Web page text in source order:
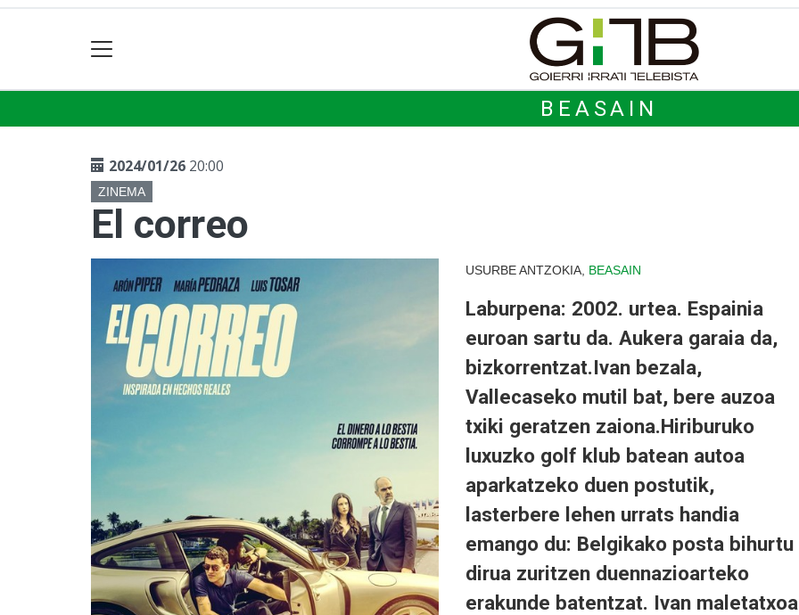
BEASAIN
2024/01/26 20:00
ZINEMA
El correo
USURBE ANTZOKIA, BEASAIN
Laburpena: 2002. urtea. Espainia
euroan sartu da. Aukera garaia da,
bizkorrentzat.Ivan bezala,
Vallecaseko mutil bat, bere auzoa
txiki geratzen zaiona.Hiriburuko
luxuzko golf klub batean autoa
aparkatzeko duen postutik,
lasterbere lehen urrats handia
emango du: Belgikako posta bihurtu
dirua zuritzen duennazioarteko
erakunde batentzat. Ivan